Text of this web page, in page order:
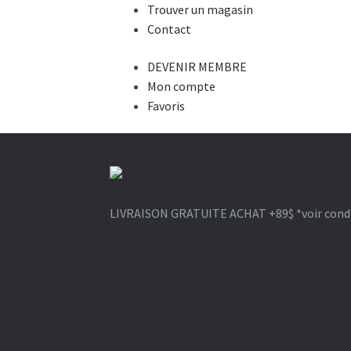
Trouver un magasin
Contact
DEVENIR MEMBRE
Mon compte
Favoris
Aller
la
Aller
contenu
LIVRAISON GRATUITE ACHAT +89$ *voir